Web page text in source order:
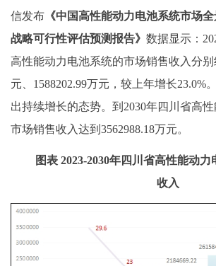
信发布 《中国高性能动力电池系统市场
战略可行性评估预测报告》 数据显示：
高性能动力电池系统的市场销售收入分别
元
1588202.99万元，较上年增长23.0%
出持续增长的态势。到 2030年四川省高
市场销售收入达到 3562988.18万元。
图表 2023-2030年四川省高性能动
收入